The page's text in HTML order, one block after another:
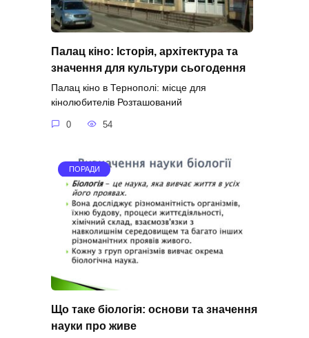
Палац кіно: Історія, архітектура та
значення для культури сьогодення
Палац кіно в Тернополі: місце для
кінолюбителів Розташований
0 54
ПОРАДИ
Що таке біологія: основи та значення
науки про живе